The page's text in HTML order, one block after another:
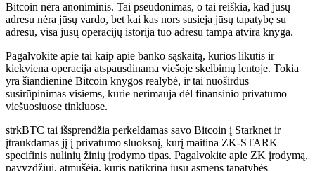
Bitcoin nėra anoniminis. Tai pseudonimas, o tai reiškia, kad jūsų
adresu nėra jūsų vardo, bet kai kas nors susieja jūsų tapatybę su
adresu, visa jūsų operacijų istorija tuo adresu tampa atvira knyga.
Pagalvokite apie tai kaip apie banko sąskaitą, kurios likutis ir
kiekviena operacija atspausdinama viešoje skelbimų lentoje. Tokia
yra šiandieninė Bitcoin knygos realybė, ir tai nuoširdus
susirūpinimas visiems, kurie nerimauja dėl finansinio privatumo
viešuosiuose tinkluose.
strkBTC tai išsprendžia perkeldamas savo Bitcoin į Starknet ir
įtraukdamas jį į privatumo sluoksnį, kurį maitina ZK-STARK –
specifinis nulinių žinių įrodymo tipas. Pagalvokite apie ZK įrodymą,
pavyzdžiui, atmušėją, kuris patikrina jūsų asmens tapatybės